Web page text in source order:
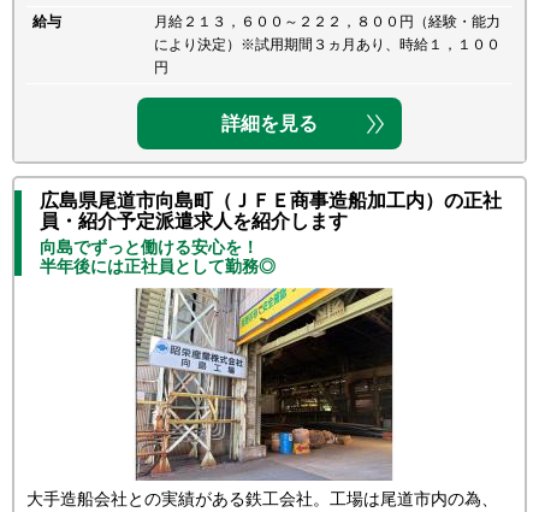
給与
月給２１３，６００～２２２，８００円（経験・能力
により決定）※試用期間３ヵ月あり、時給１，１００
円
詳細を見る
広島県尾道市向島町（ＪＦＥ商事造船加工内）の正社
員・紹介予定派遣求人を紹介します
向島でずっと働ける安心を！
半年後には正社員として勤務◎
大手造船会社との実績がある鉄工会社。工場は尾道市内の為、